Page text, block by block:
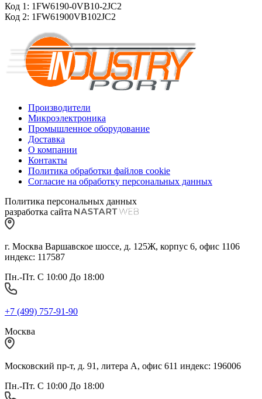
Код 1: 1FW6190-0VB10-2JC2
Код 2: 1FW61900VB102JC2
Производители
Микроэлектроника
Промышленное оборудование
Доставка
О компании
Контакты
Политика обработки файлов cookie
Согласие на обработку персональных данных
Политика персональных данных
разработка сайта
г. Москва Варшавское шоссе, д. 125Ж, корпус 6, офис 1106
индекс: 117587
Пн.-Пт. С 10:00 До 18:00
+7 (499) 757-91-90
Москва
Московский пр-т, д. 91, литера А, офис 611 индекс: 196006
Пн.-Пт. С 10:00 До 18:00